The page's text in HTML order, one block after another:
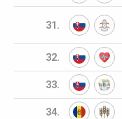
31.
32.
33.
34.